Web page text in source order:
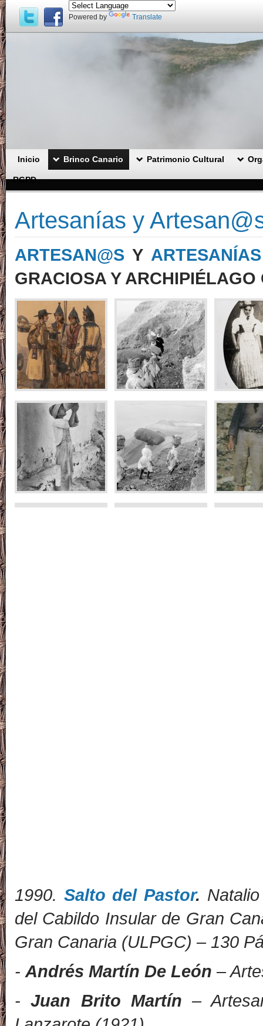
Powered by Translate
Inicio Brinco Canario Patrimonio Cultural
RGPD .
Artesanías y
ARTESAN@S Y ARTESANÍAS
GRACIOSA Y
1990. Salto del Pastor.
del Cabildo Insular de Gran
Gran Canaria (ULPGC) – 130
- Andrés Martín De León –
-Juan Brito Martín –